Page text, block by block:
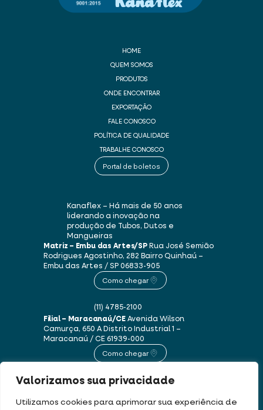
Valorizamos sua privacidade
Utilizamos cookies para aprimorar sua experiência de
HOME
QUEM SOMOS
PRODUTOS
ONDE ENCONTRAR
EXPORTAÇÃO
FALE CONOSCO
POLÍTICA DE QUALIDADE
TRABALHE CONOSCO
Portal de boletos
Kanaflex – Há mais de 50 anos
liderando a inovação na
produção de Tubos, Dutos e
Mangueiras
Matriz – Embu das Artes/SPRua José Semião
Rodrigues Agostinho, 282 Bairro Quinhaú –
Embu das Artes / SP06833-905
Como chegar
(11) 4785-2100
Filial – Maracanaú/CEAvenida Wilson
Camurça, 650 ADistrito Industrial 1 –
Maracanaú / CE61939-000
Como chegar
(85) 3250-1235